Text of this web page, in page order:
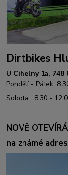
Dirtbikes
U Cihelny 1a, 748
Pondělí - Pátek:
Sobota : 8:30 -
NOVĚ
na známé